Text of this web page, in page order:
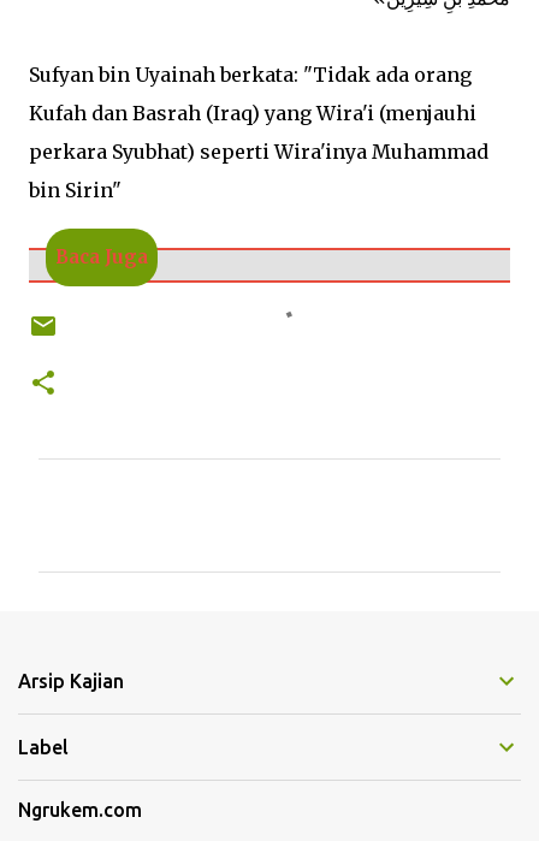
Sufyan bin Uyainah berkata: "Tidak ada orang
Kufah dan Basrah (Iraq) yang Wira'i (menjauhi
perkara Syubhat) seperti Wira'inya Muhammad
bin Sirin"
Baca Juga
r
Arsip Kajian
Label
Ngrukem.com